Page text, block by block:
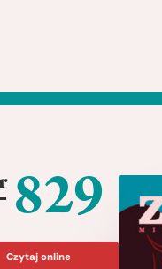
829
Czytaj online